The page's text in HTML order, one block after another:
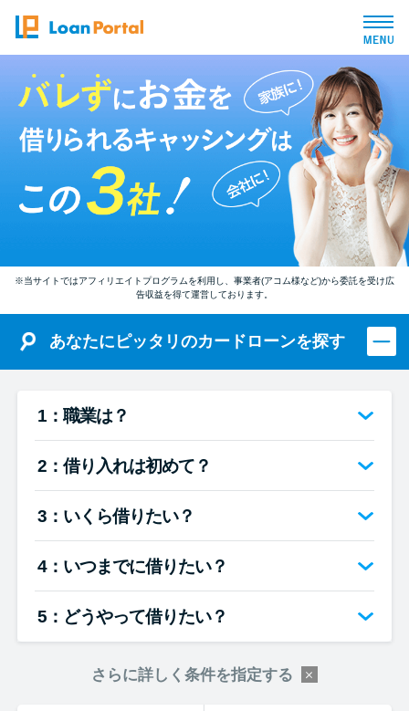
トップページ
おすすめコンテンツ
総合人気ランキング
とにかくすぐ借りたい方向け
審査が不安な方向け
便利なコンテンツ
カードローン診断
カードローンQ&A
特集ページ
リボ払いをそのまま払いきると
損！
※当サイトではアフィリエイトプログラムを利用し、事業者(アコム様など)から委託を受け広
告収益を得て運営しております。
あなたにピッタリのカードローンを探す
1：職業は？
2：借り入れは初めて？
3：いくら借りたい？
4：いつまでに借りたい？
5：どうやって借りたい？
さらに詳しく条件を指定する